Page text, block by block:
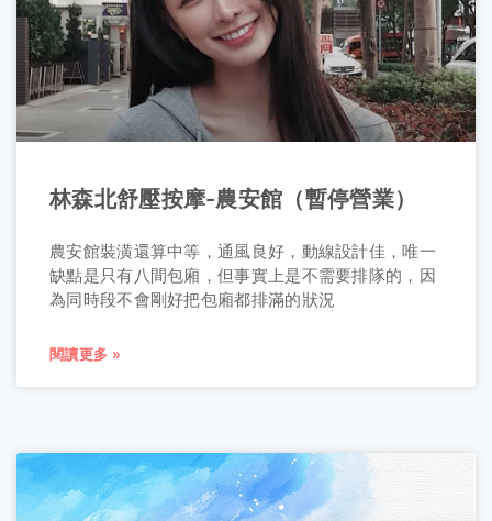
林森北舒壓按摩-農安館（暫停營業）
農安館裝潢還算中等，通風良好，動線設計佳，唯一
缺點是只有八間包廂，但事實上是不需要排隊的，因
為同時段不會剛好把包廂都排滿的狀況
閱讀更多 »